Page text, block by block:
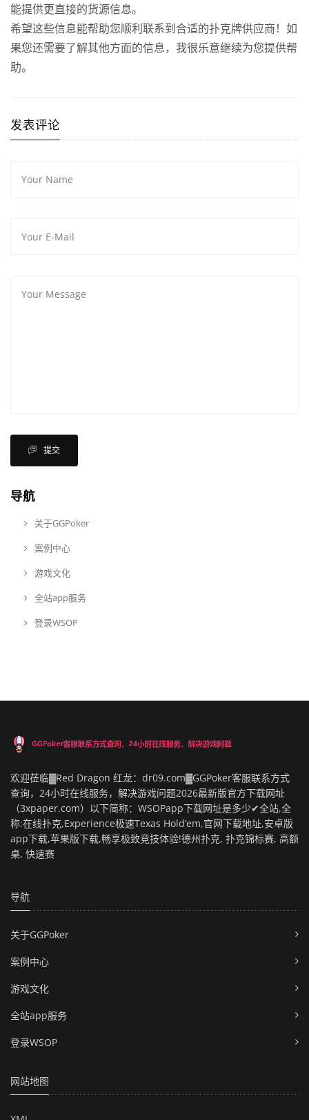
能提供更直接的货源信息。
希望这些信息能帮助您顺利联系到合适的扑克牌供应商！如
果您还需要了解其他方面的信息，我很乐意继续为您提供帮
助。
发表评论
提交
导航
关于GGPoker
案例中心
游戏文化
全站app服务
登录WSOP
欢迎莅临▓Red Dragon 红龙：dr09.com▓GGPoker客服联系方式
查询，24小时在线服务，解决游戏问题2026最新版官方下载网址
（3xpaper.com）以下简称：WSOPapp下载网址是多少✔全站,全
称:在线扑克,Experience极速Texas Hold’em,官网下载地址,安卓版
app下载,苹果版下载,畅享极致竞技体验!德州扑克, 扑克锦标赛, 高额
桌, 快速赛
导航
关于GGPoker
案例中心
游戏文化
全站app服务
登录WSOP
网站地图